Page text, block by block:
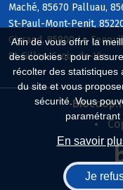
Afin de vous offrir la
des cookies : pour
récolter des
du site et vous
sécurité. Vous
paramétrant
En savoir
Je
Maché, 85670 Palluau,
St-Paul-Mont-Penit,
Givrand, 85800 Le
St-Gilles-Croix-de-Vie